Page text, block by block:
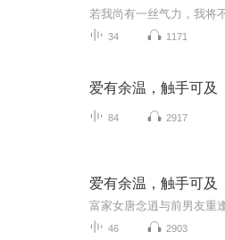
34 1171
爱有余温，触手可及
84 2917
爱有余温，触手可及
46 2903